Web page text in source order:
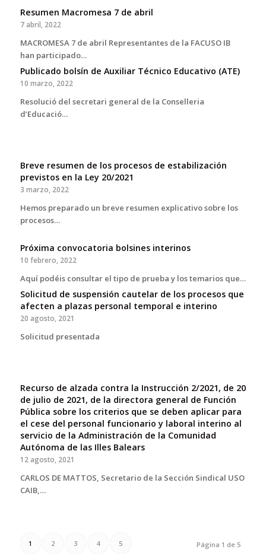
Resumen Macromesa 7 de abril
7 abril, 2022
MACROMESA 7 de abril Representantes de la FACUSO IB
han participado…
Publicado bolsín de Auxiliar Técnico Educativo (ATE)
10 marzo, 2022
Resolució del secretari general de la Conselleria
d’Educació…
Breve resumen de los procesos de estabilización
previstos en la Ley 20/2021
3 marzo, 2022
Hemos preparado un breve resumen explicativo sobre los
procesos…
Próxima convocatoria bolsines interinos
10 febrero, 2022
Aquí podéis consultar el tipo de prueba y los temarios que…
Solicitud de suspensión cautelar de los procesos que
afecten a plazas personal temporal e interino
20 agosto, 2021
Solicitud presentada
Recurso de alzada contra la Instrucción 2/2021, de 20
de julio de 2021, de la directora general de Función
Pública sobre los criterios que se deben aplicar para
el cese del personal funcionario y laboral interino al
servicio de la Administración de la Comunidad
Autónoma de las Illes Balears
12 agosto, 2021
CARLOS DE MATTOS, Secretario de la Sección Sindical USO
CAIB,…
Página 1 de 5
1 2 3 4 5